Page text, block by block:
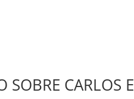
SOBRE CARLOS